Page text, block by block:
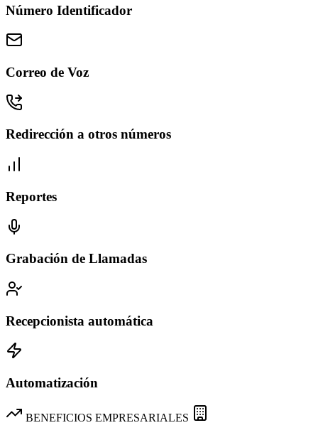
Número Identificador
Correo de Voz
Redirección a otros números
Reportes
Grabación de Llamadas
Recepcionista automática
Automatización
BENEFICIOS EMPRESARIALES